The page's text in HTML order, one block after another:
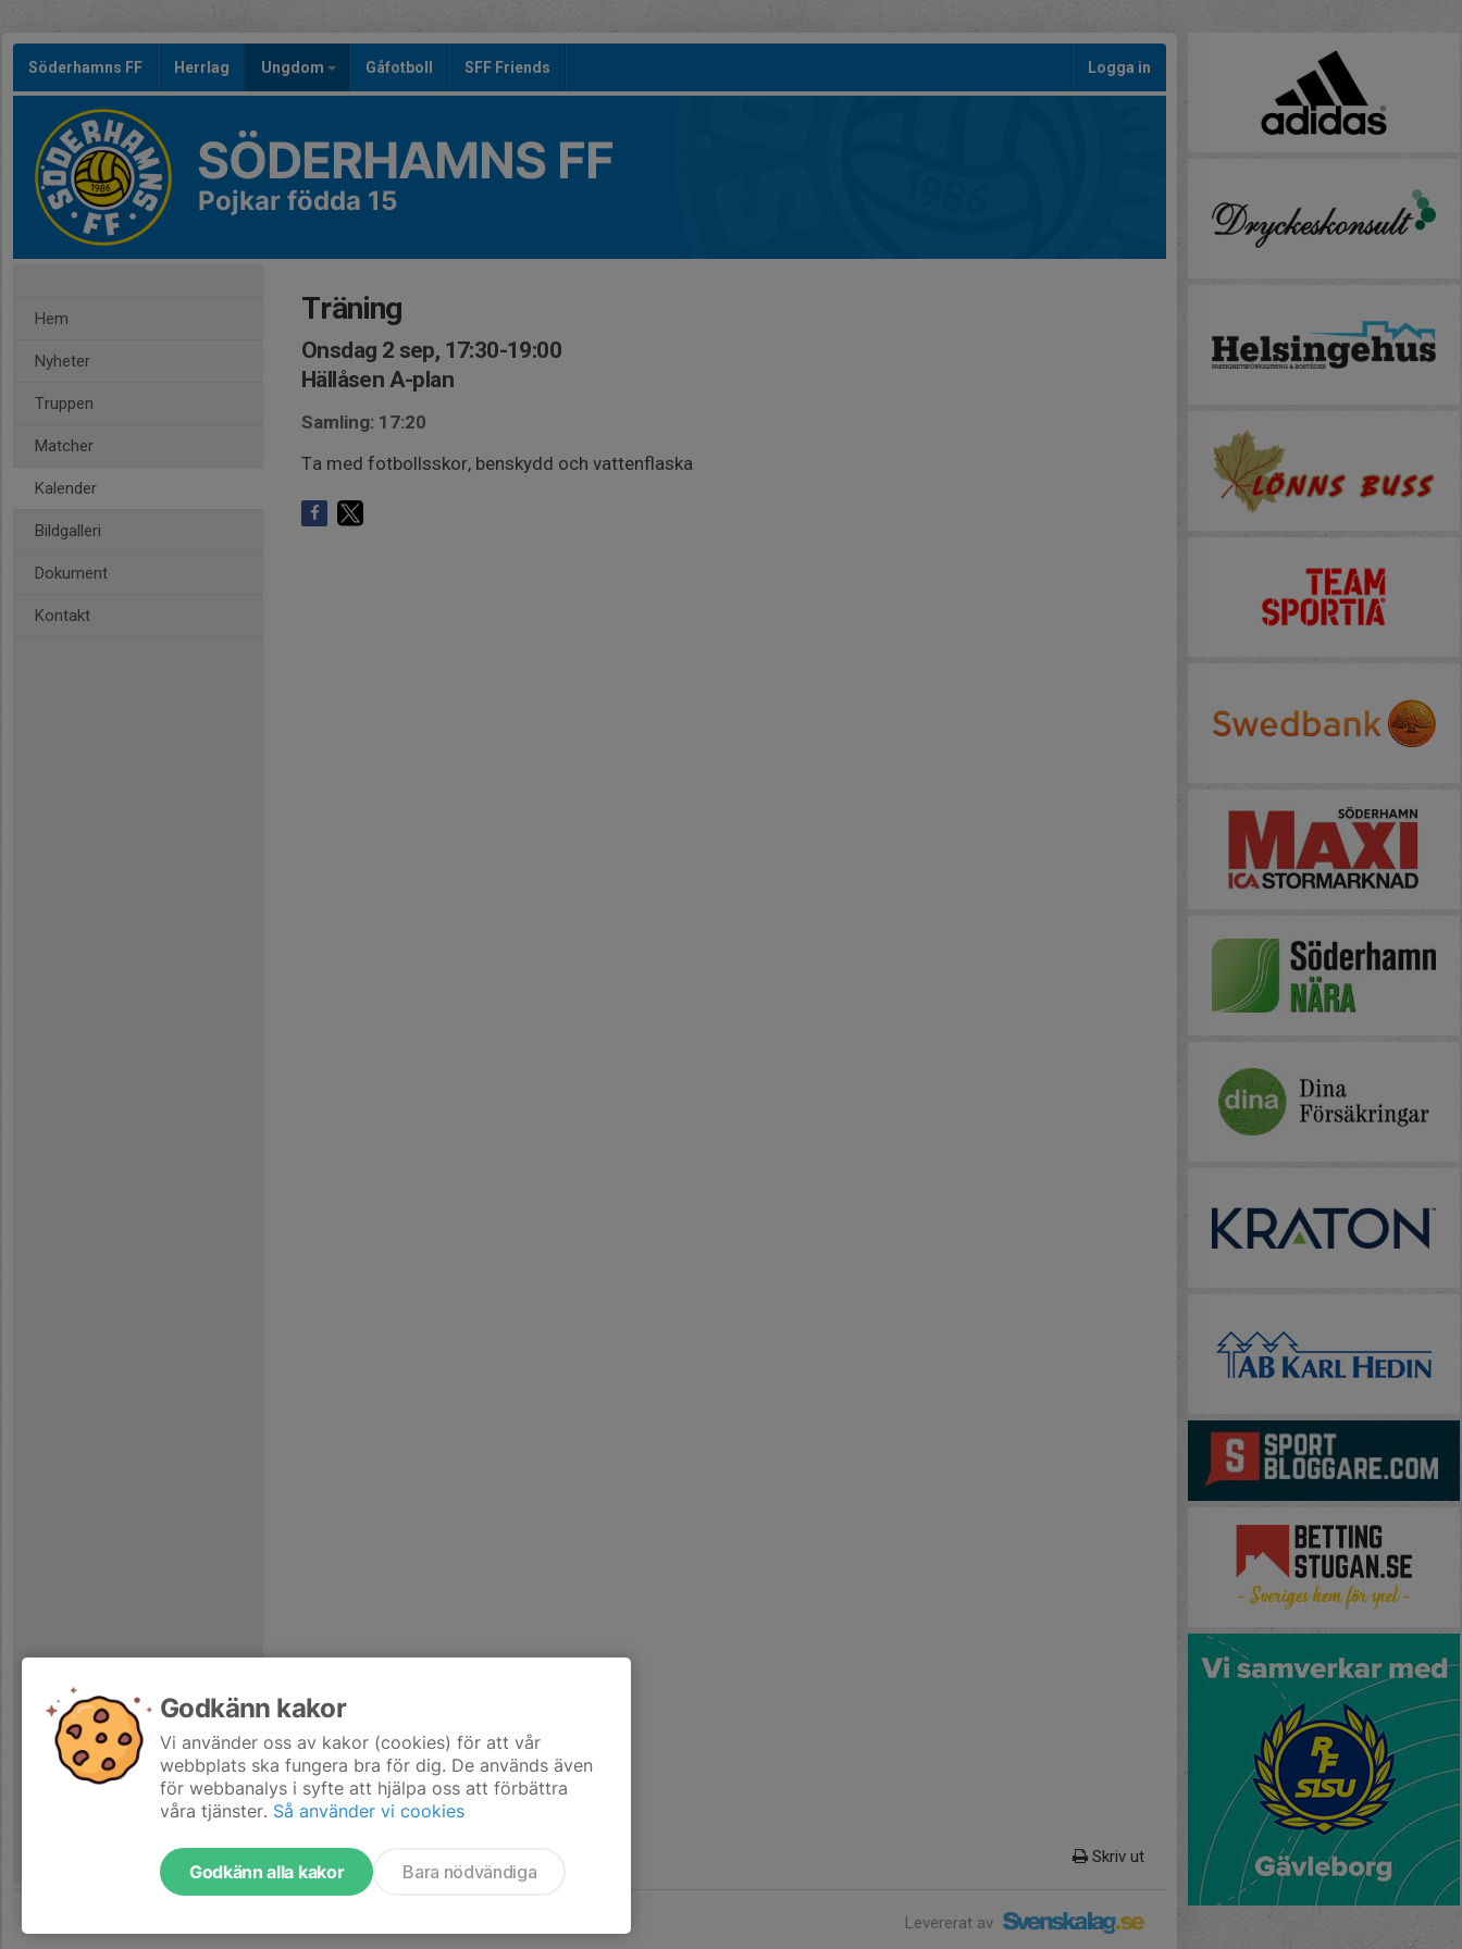
Söderhamns FF Herrlag Ungdom Gåfotboll SFF Friends Logga in
SÖDERHAMNS FF
Pojkar födda 15
Hem
Nyheter
Truppen
Matcher
Kalender
Bildgalleri
Dokument
Kontakt
Träning
Onsdag 2 sep, 17:30-19:00
Hällåsen A-plan
Samling: 17:20
Ta med fotbollsskor, benskydd och vattenflaska
Skriv ut
Levererat av
Godkänn kakor
Vi använder oss av kakor (cookies) för att vår
webbplats ska fungera bra för dig. De används även
för webbanalys i syfte att hjälpa oss att förbättra
våra tjänster. Så använder vi cookies
Godkänn alla kakor Bara nödvändiga